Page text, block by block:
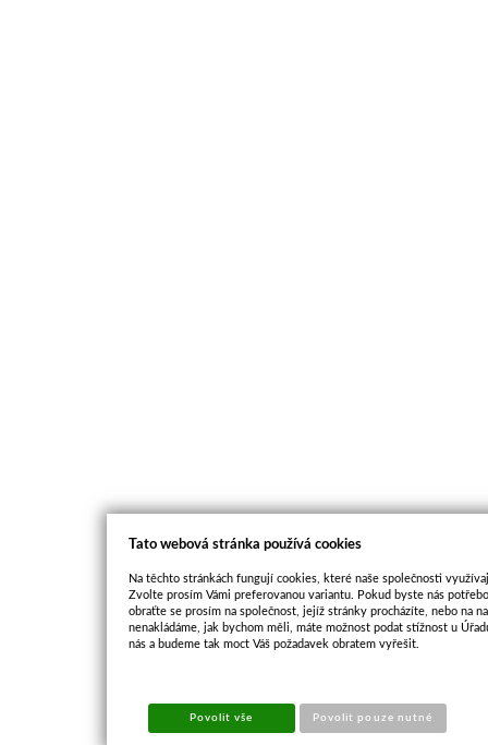
Tato webová stránka používá cookies
Na těchto stránkách fungují cookies, které naše společnosti
Zvolte prosím Vámi preferovanou variantu. Pokud byste nás
obraťte se prosím na společnost, jejíž stránky procházíte, nebo na
nenakládáme, jak bychom měli, máte možnost podat stížnost u
nás a budeme tak moct Váš požadavek obratem vyřešit.
Povolit vše Povolit pouze nutné